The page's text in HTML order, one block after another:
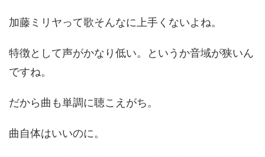
加藤ミリヤって歌そんなに上手くないよね。
特徴として声がかなり低い。というか音域が狭いん
ですね。
だから曲も単調に聴こえがち。
曲自体はいいのに。